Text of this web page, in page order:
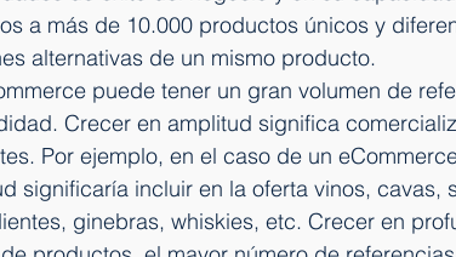
a más de 10.000 productos únicos y
alternativas de un mismo producto.
puede tener un gran volumen de
Crecer en amplitud significa
Por ejemplo, en el caso de un
significaría incluir en la oferta vinos, cavas,
ginebras, whiskies, etc. Crecer en